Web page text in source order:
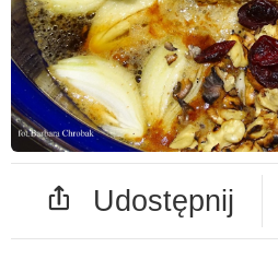
Udostępnij